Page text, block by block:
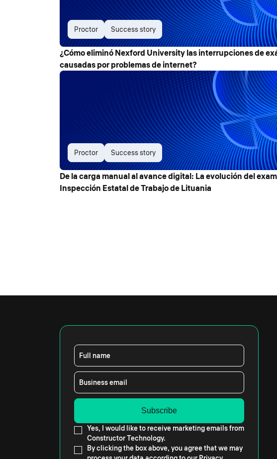
Proctor Success story
¿Cómo eliminó Nexford University las interrupciones de
causadas por problemas de internet?
Proctor Success story
De la carga manual al avance digital: La evolución del
Inspección Estatal de Trabajo de Lituania
Full name
Business email
Yes, I would like to receive marketing emails from
Constructor Technology.
By clicking the box above, you agree that we may